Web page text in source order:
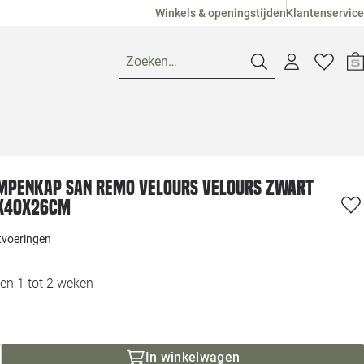
Winkels & openingstijdenKlantenservice
Zoeken…
Pagina suggesties
Loods 5
San Remo velours Velours zwart
1 tot 2 weken
In winkelwagen